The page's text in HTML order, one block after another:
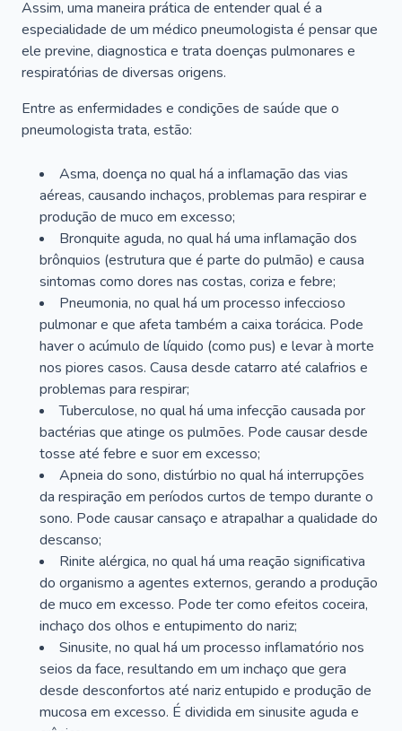
Assim, uma maneira prática de entender qual é a
especialidade de um médico pneumologista é pensar que
ele previne, diagnostica e trata doenças pulmonares e
respiratórias de diversas origens.
Entre as enfermidades e condições de saúde que o
pneumologista trata, estão:
Asma, doença no qual há a inflamação das vias
aéreas, causando inchaços, problemas para respirar e
produção de muco em excesso;
Bronquite aguda, no qual há uma inflamação dos
brônquios (estrutura que é parte do pulmão) e causa
sintomas como dores nas costas, coriza e febre;
Pneumonia, no qual há um processo infeccioso
pulmonar e que afeta também a caixa torácica. Pode
haver o acúmulo de líquido (como pus) e levar à morte
nos piores casos. Causa desde catarro até calafrios e
problemas para respirar;
Tuberculose, no qual há uma infecção causada por
bactérias que atinge os pulmões. Pode causar desde
tosse até febre e suor em excesso;
Apneia do sono, distúrbio no qual há interrupções
da respiração em períodos curtos de tempo durante o
sono. Pode causar cansaço e atrapalhar a qualidade do
descanso;
Rinite alérgica, no qual há uma reação significativa
do organismo a agentes externos, gerando a produção
de muco em excesso. Pode ter como efeitos coceira,
inchaço dos olhos e entupimento do nariz;
Sinusite, no qual há um processo inflamatório nos
seios da face, resultando em um inchaço que gera
desde desconfortos até nariz entupido e produção de
mucosa em excesso. É dividida em sinusite aguda e